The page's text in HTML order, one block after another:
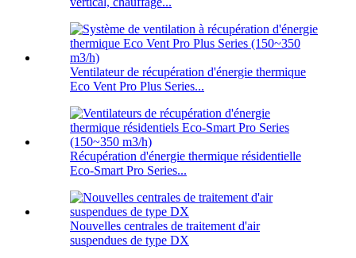
Ventilateur de récupération d'énergie thermique
Eco Vent Pro Plus Series...
Récupération d'énergie thermique résidentielle
Eco-Smart Pro Series...
Nouvelles centrales de traitement d'air
suspendues de type DX